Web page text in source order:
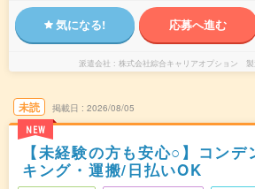
気になる! 応募へ進む
派遣会社 株式会社綜合キャリアオプション 製
未読
NEW
掲載日 2026/08/05
【未経験の方も安心○】コンデ
キング・運搬/日払いOK